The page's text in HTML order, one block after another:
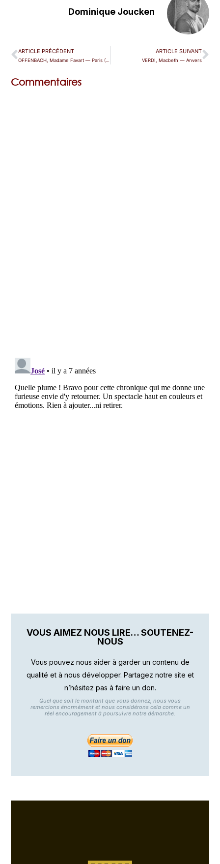
Dominique Joucken
ARTICLE PRÉCÉDENT ARTICLE SUIVANT
VERDI, Macbeth — Anvers
Commentaires
VOUS AIMEZ NOUS LIRE… SOUTENEZ-
NOUS
Vous pouvez nous aider à garder un contenu de
qualité et à nous développer. Partagez notre site et
n’hésitez pas à faire un don.
Quel que soit le montant que vous donnez, nous vous
remercions énormément et nous considérons cela comme un
réel encouragement à poursuivre notre démarche.